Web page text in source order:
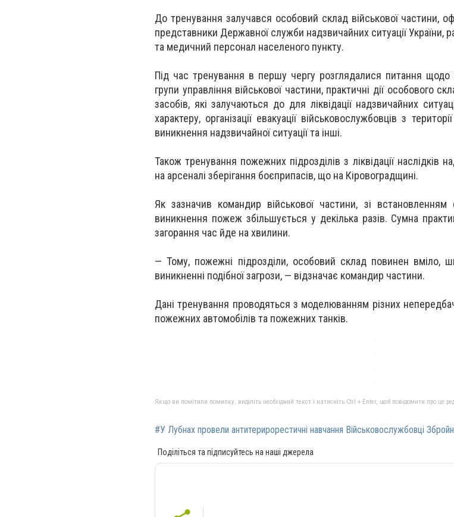
До тренування залучався особовий склад військової частини,
представники Державної служби надзвичайних ситуації України,
та медичний персонал населеного пункту.
Під час тренування в першу чергу розглядалися питання щодо
групи управління військової частини, практичні дії особового
засобів, які залучаються до для ліквідації надзвичайних
характеру, організації евакуації військовослужбовців з
виникнення надзвичайної ситуації та інші.
Також тренування пожежних підрозділів з ліквідації наслідків
на арсеналі зберігання боєприпасів, що на Кіровоградщині.
Як зазначив командир військової частини, зі встановленням
виникнення пожеж збільшується у декілька разів. Сумна
загорання час йде на хвилини.
— Тому, пожежні підрозділи, особовий склад повинен вміло,
виникненні подібної загрози, — відзначає командир частини.
Дані тренування проводяться з моделюванням різних
пожежних автомобілів та пожежних танків.
Якщо ви помітили помилку, виділіть необхідний текст і натисніть Ctrl + Enter, щоб повідомити про це
#У Лубнах провели антитерирорестичні навчання Військовослужбовці
Поділіться та підписуйтесь на наші джерела